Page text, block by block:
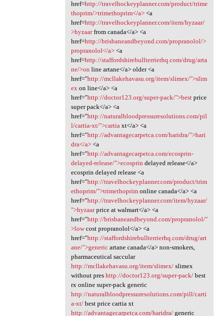
href=http://travelhockeyplanner.com/product/trime
thoprim/>trimethoprim</a><a
href=http://travelhockeyplanner.com/item/hyzaar/
>hyzaarfrom canada</a> <a
href=http://brisbaneandbeyond.com/propranolol/>
propranolol</a><a
href=http://staffordshirebullterrierhq.com/drug/arta
ne/>on line artane</a> older <a
href="http://mcllakehavasu.org/item/slimex/">slim
exon line</a> <a
href="http://doctor123.org/super-pack/">bestprice
super pack</a> <a
href="http://naturalbloodpressuresolutions.com/pil
l/cartia-xt/">cartiaxt</a> <a
href="http://advantagecarpetca.com/haridra/">hari
dra</a><a
href="http://advantagecarpetca.com/ecosprin-
delayed-release/">ecosprin delayed release</a>
ecosprin delayed release <a
href="http://travelhockeyplanner.com/product/trim
ethoprim/">trimethoprimonline canada</a> <a
href="http://travelhockeyplanner.com/item/hyzaar/
">hyzaarprice at walmart</a> <a
href="http://brisbaneandbeyond.com/propranolol/"
>lowcost propranolol</a> <a
href="http://staffordshirebullterrierhq.com/drug/art
ane/">genericartane canada</a> non-smokers,
pharmaceutical saccular
http://mcllakehavasu.org/item/slimex/slimex
without pres http://doctor123.org/super-pack/best
rx online super-pack generic
http://naturalbloodpressuresolutions.com/pill/carti
a-xt/best price cartia xt
http://advantagecarpetca.com/haridra/generic